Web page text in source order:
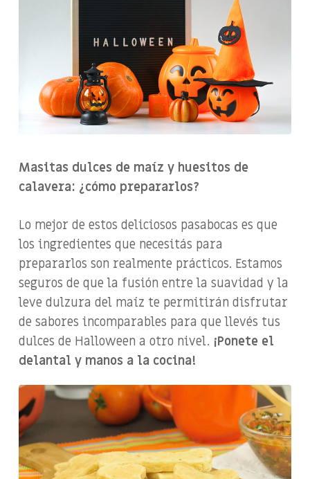
Masitas dulces de maíz y huesitos de
calavera: ¿cómo prepararlos?
Lo mejor de estos deliciosos pasabocas es que
los ingredientes que necesitás para
prepararlos son realmente prácticos. Estamos
seguros de que la fusión entre la suavidad y la
leve dulzura del maíz te permitirán disfrutar
de sabores incomparables para que llevés tus
dulces de Halloween a otro nivel. ¡Ponete el
delantal y manos a la cocina!